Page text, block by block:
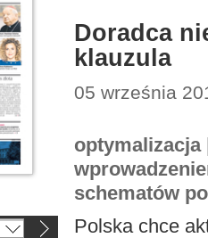
Doradca
klauzula
05 września
optymalizacja
schematów
Polska chce